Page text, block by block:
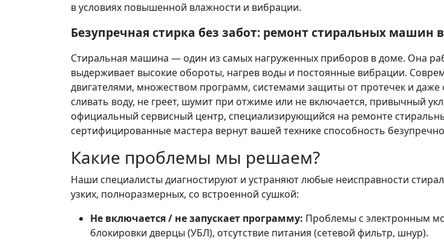
в условиях повышенной влажности и вибрации.
Безупречная стирка без забот: ремонт стиральных машин
Стиральная машина — один из самых нагруженных приборов в доме. Она
выдерживает высокие обороты, нагрев воды и постоянные вибрации.
двигателями, множеством программ, системами защиты от протечек и
сливать воду, не греет, шумит при отжиме или не включается, привычный
официальный сервисный центр, специализирующийся на ремонте
сертифицированные мастера вернут вашей технике способность
Какие проблемы мы решаем?
Наши специалисты диагностируют и устраняют любые неисправности
узких, полноразмерных, со встроенной сушкой:
Не включается / не запускает программу: Проблемы с электронным
блокировки дверцы (УБЛ), отсутствие питания (сетевой фильтр, шнур).